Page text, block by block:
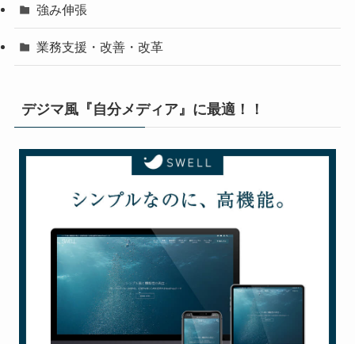
強み伸張
業務支援・改善・改革
デジマ風『自分メディア』に最適！！